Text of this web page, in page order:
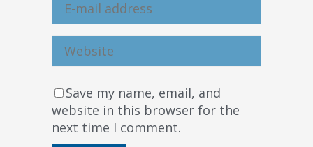
Save my name, email, and
website in this browser for the
next time I comment.